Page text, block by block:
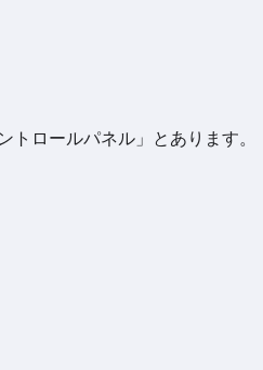
トロールパネル」とあります。